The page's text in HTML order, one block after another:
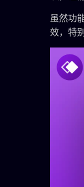
虽然功
效，特